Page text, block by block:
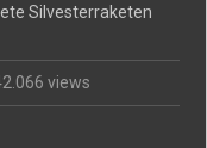
Silvesterraketen
views